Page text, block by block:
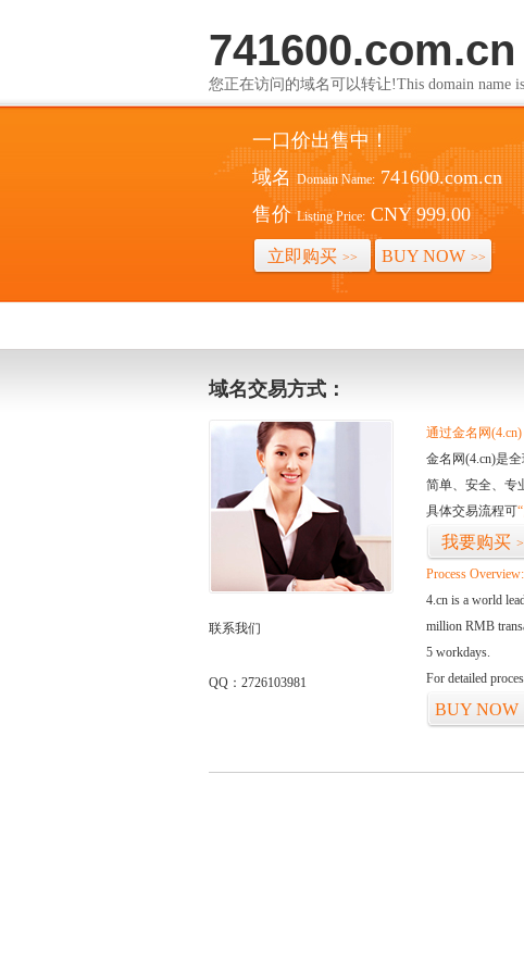
741600.com.cn
您正在访问的域名可以转让!This domain name
一口价出售中！
域名 Domain Name: 741600.com.cn
售价 Listing Price: CNY 999.00
立即购买 >> BUY NOW >>
域名交易方式：
联系我们
QQ：2726103981
通过金名网
金名网(4.cn)是
简单、安全、专
具体交易流程可
我要购买
Process Overview:
4.cn is a world
million RMB
5 workdays.
For detailed
BUY NOW